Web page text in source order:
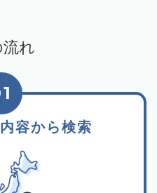
れ
容から検索